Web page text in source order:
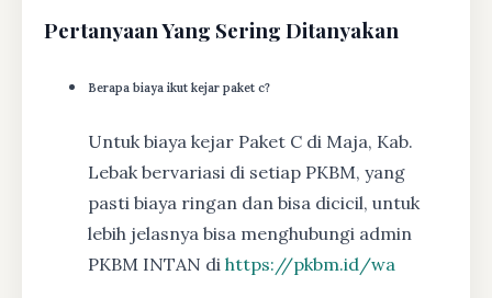
Pertanyaan Yang Sering Ditanyakan
Berapa biaya ikut kejar paket c?
Untuk biaya kejar Paket C di Maja, Kab.
Lebak bervariasi di setiap PKBM, yang
pasti biaya ringan dan bisa dicicil, untuk
lebih jelasnya bisa menghubungi admin
PKBM INTAN di https://pkbm.id/wa